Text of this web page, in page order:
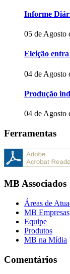
Informe
05 de Agosto
Eleição
04 de Agosto
Produção
04 de Agosto
Ferramentas
MB Associados
Áreas de
MB Empresas
Equipe
Produtos
MB na Mídia
Comentários